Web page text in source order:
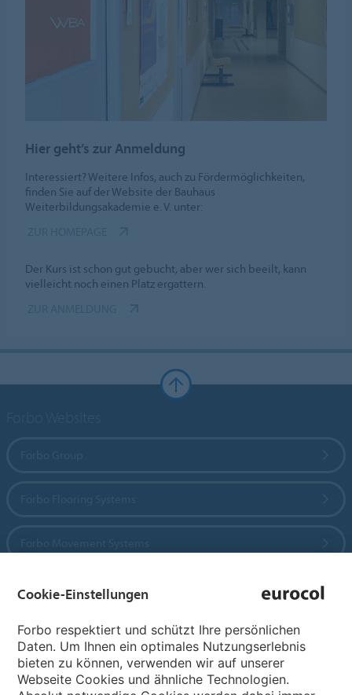
Hier geht’s zur Anmeldung
Interessiert? Weitere Infos, auch zu Fördermöglichkeiten,
finden Sie auf der Website der Bauhaus
Weiterbildungsakademie e. V. unter:
Der Kurs ist schon gut gebucht, aber wer sich beeilt, kann
vielleicht noch einen Platz ergattern.
Sprache wählen
Cookie-Einstellungen
Forbo respektiert und schützt Ihre persönlichen
Daten. Um Ihnen ein optimales Nutzungserlebnis
bieten zu können, verwenden wir auf unserer
Webseite Cookies und ähnliche Technologien.